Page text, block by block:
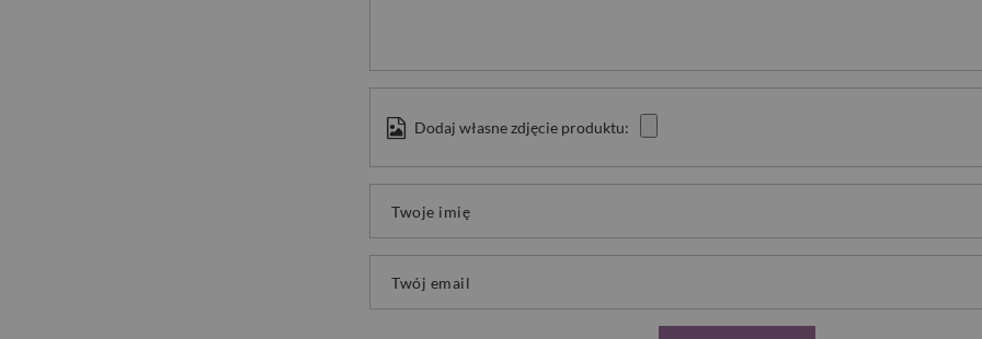
Dodaj własne zdjęcie produktu:
Twoje imię
Twój email